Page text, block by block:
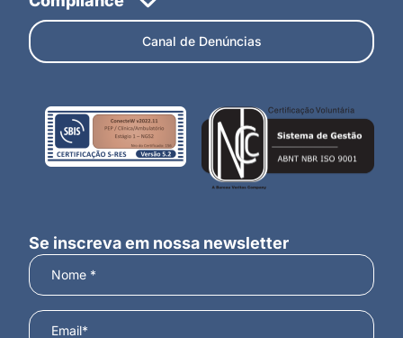
Canal de Denúncias
Se inscreva em nossa newsletter